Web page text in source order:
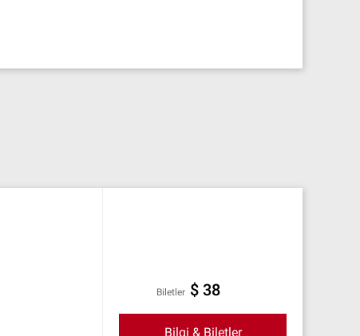
Biletler $ 38
Bilgi & Biletler